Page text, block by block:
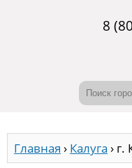
8
Главная › Калуга › г.